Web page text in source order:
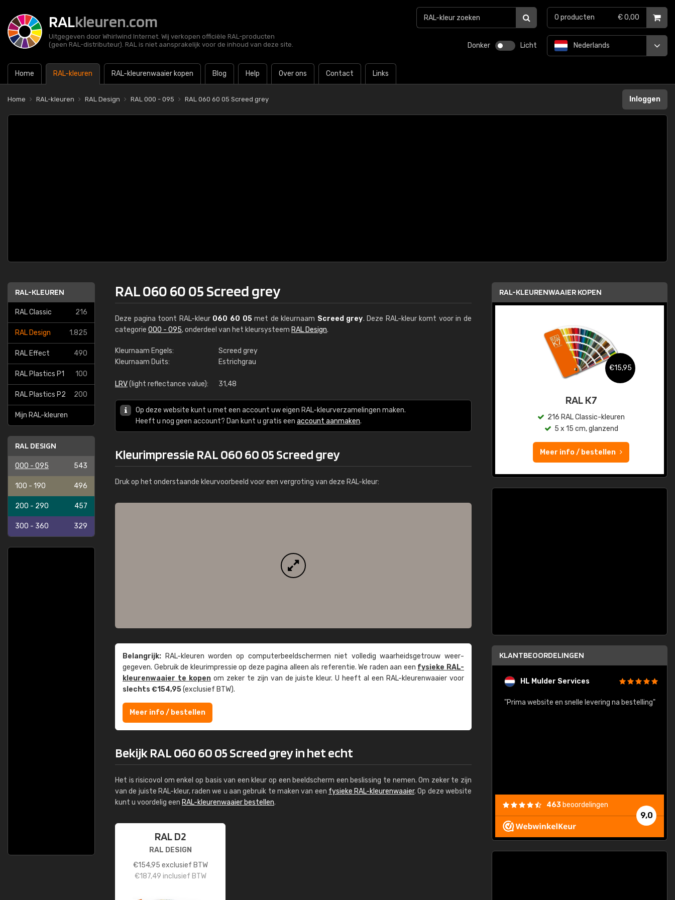
RALkleuren.com
Uitgegeven door Whirlwind Internet. Wij verkopen officiële RAL-producten
(geen RAL-distributeur). RAL is niet aansprakelijk voor de inhoud van deze site.
Donker Licht
Home RAL-kleuren RAL-kleurenwaaier kopen Blog Help Over ons Contact Links
Nederlands
0 producten € 0,00
Home RAL-kleuren RAL Design RAL 000 - 095 RAL 060 60 05 Screed grey Inloggen
RAL-KLEUREN
RAL Classic 216
RAL Design 1.825
RAL Effect 490
RAL Plastics P1 100
RAL Plastics P2 200
Mijn RAL-kleuren
RAL DESIGN
000 - 095 543
100 - 190 496
200 - 290 457
300 - 360 329
RAL 060 60 05 Screed grey
Deze pagina toont RAL-kleur 060 60 05met de kleurnaam Screed grey. Deze RAL-kleur komt voor in de
categorie 000 - 095, onderdeel van het kleursysteem RAL Design.
Kleurnaam Engels:
Screed grey
Kleurnaam Duits:
Estrichgrau
LRV(light reflectance value): 31,48
Op deze website kunt u met een account uw eigen RAL-kleurverzamelingen maken.
Heeft u nog geen account? Dan kunt u gratis een account aanmaken.
Kleurimpressie RAL 060 60 05 Screed grey
Druk op het onderstaande kleurvoorbeeld voor een vergroting van deze RAL-kleur:
Belangrijk: RAL-kleuren worden op computer­beeld­schermen niet volledig waarheids­­getrouw weer­
gegeven. Gebruik de kleur­impressie op deze pagina alleen als referentie. We raden aan een fysieke RAL-
kleuren­waaier te kopenom zeker te zijn van de juiste kleur. U heeft al een RAL-kleuren­waaier voor
slechts €154,95(exclusief BTW).
Meer info / bestellen
Bekijk RAL 060 60 05 Screed grey in het echt
Het is risicovol om enkel op basis van een kleur op een beeldscherm een beslissing te nemen. Om zeker te zijn
van de juiste RAL-kleur, raden we u aan gebruik te maken van een fysieke RAL-kleurenwaaier. Op deze website
kunt u voordelig een RAL-kleurenwaaier bestellen.
RAL D2
RAL DESIGN
€154,95 exclusief BTW
€187,49 inclusief BTW
RAL-KLEURENWAAIER KOPEN
RAL K7 op waterbasis
€15,95
RAL K7
216 RAL Classic-kleuren
5 x 15 cm, glanzend
Meer info / bestellen
KLANTBEOORDELINGEN
Kambier BV HL Mulder Services
"Prima website en snelle levering na bestelling"
9,0
463 beoordelingen